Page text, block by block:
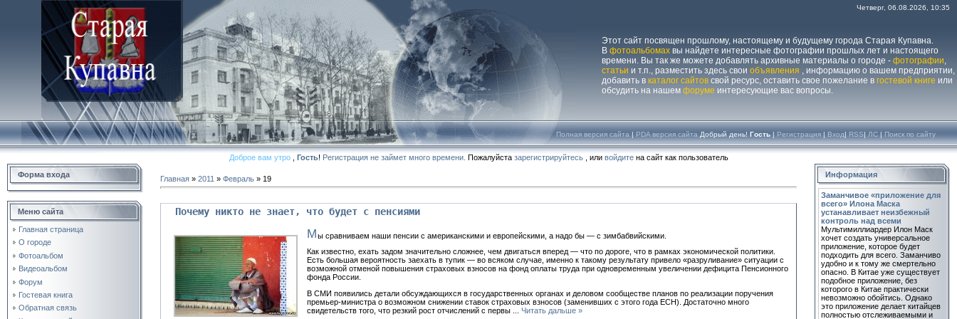
Этот сайт посвящен прошлому, настоящему и будущему города Старая Купавна.
В фотоальбомах вы найдете интересные фотографии прошлых лет и настоящего
времени. Вы так же можете добавлять архивные материалы о городе - фотографии,
статьи и т.п., разместить здесь свои объявления , информацию о вашем предприятии,
добавить в каталог сайтов свой ресурс, оставить свое пожелание в гостевой книге или
обсудить на нашем форуме интересующие вас вопросы.
Четверг, 06.08.2026, 10:35
Полная версия сайта | PDA версия сайта Добрый день! Гость | Регистрация | Вход| RSS| ЛС | Поиск по сайту
Доброе вам утро, Гость! Регистрация не займет много времени. Пожалуйста зарегистрируйтесь, или войдитена сайт как пользователь
Форма входа
Меню сайта
Главная страница
О городе
Фотоальбом
Видеоальбом
Форум
Гостевая книга
Обратная связь
Главная » 2011 » Февраль » 19
Почему никто не знает, что будет с пенсиями
Мы сравниваем наши пенсии с американскими и европейскими, а надо бы — с зимбабвийскими.
Как известно, ехать задом значительно сложнее, чем двигаться вперед — что по дороге, что в рамках экономической политики.
Есть большая вероятность заехать в тупик — во всяком случае, именно к такому результату привело «разруливание» ситуации с
возможной отменой повышения страховых взносов на фонд оплаты труда при одновременным увеличении дефицита Пенсионного
фонда России.
В СМИ появились детали обсуждающихся в государственных органах и деловом сообществе планов по реализации поручения
премьер-министра о возможном снижении ставок страховых взносов (заменивших с этого года ЕСН). Достаточно много
свидетельств того, что резкий рост отчислений с первы
Читать дальше »
Информация
Заманчивое «приложение для
всего» Илона Маска
устанавливает неизбежный
контроль над всеми
Мультимиллиардер Илон Маск
хочет создать универсальное
приложение, которое будет
подходить для всего. Заманчиво
удобно и к тому же смертельно
опасно. В Китае уже существует
подобное приложение, без
которого в Китае практически
невозможно обойтись. Однако
это приложение делает китайцев
полностью отслеживаемыми и